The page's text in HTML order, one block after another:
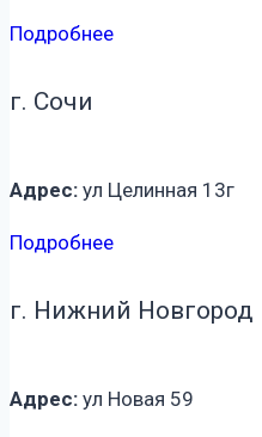
Подробнее
г. Сочи
Адрес: ул Целинная 13г
Подробнее
г. Нижний Новгород
Адрес: ул Новая 59